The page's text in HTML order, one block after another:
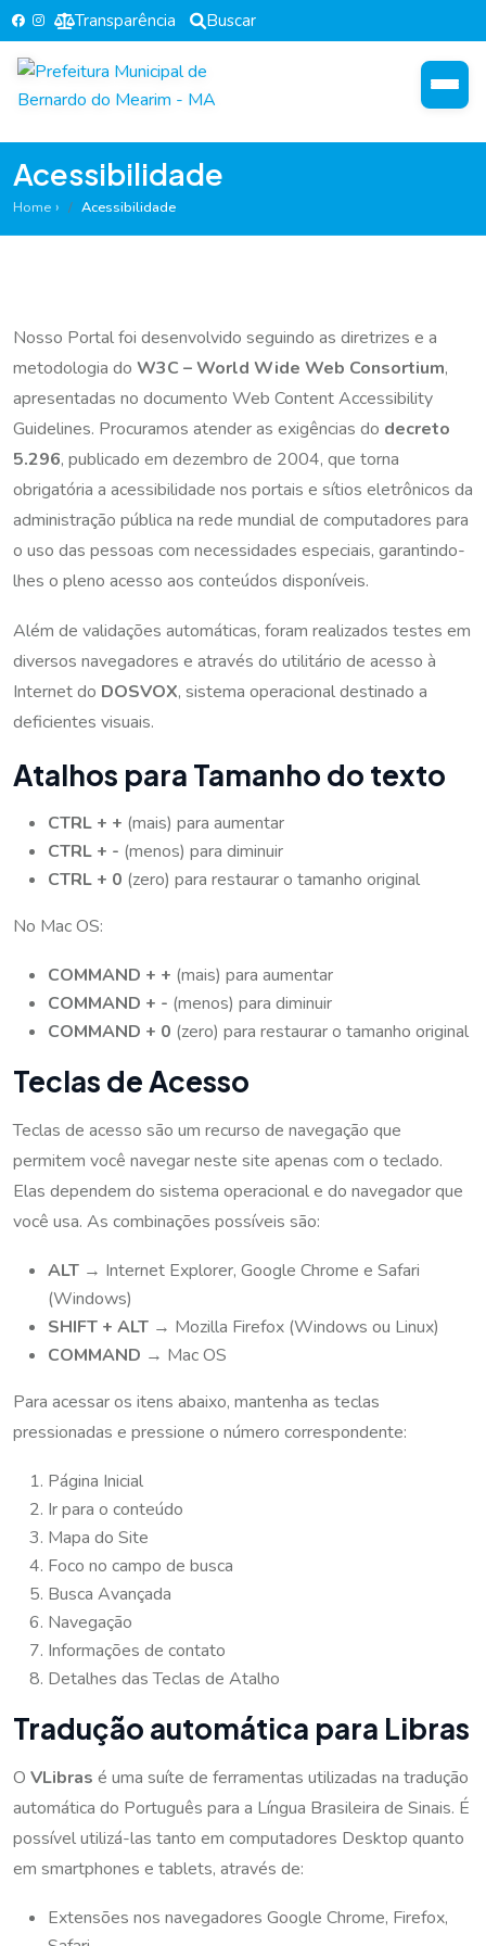
Transparência Buscar
Acessibilidade
Home Acessibilidade
Nosso Portal foi desenvolvido seguindo as diretrizes e a
metodologia do W3C – World Wide Web Consortium,
apresentadas no documento Web Content Accessibility
Guidelines. Procuramos atender as exigências do decreto
5.296, publicado em dezembro de 2004, que torna
obrigatória a acessibilidade nos portais e sítios eletrônicos da
administração pública na rede mundial de computadores para
o uso das pessoas com necessidades especiais, garantindo-
lhes o pleno acesso aos conteúdos disponíveis.
Além de validações automáticas, foram realizados testes em
diversos navegadores e através do utilitário de acesso à
Internet do DOSVOX, sistema operacional destinado a
deficientes visuais.
Atalhos para Tamanho do texto
CTRL + + (mais) para aumentar
CTRL + - (menos) para diminuir
CTRL + 0 (zero) para restaurar o tamanho original
No Mac OS:
COMMAND + + (mais) para aumentar
COMMAND + - (menos) para diminuir
COMMAND + 0 (zero) para restaurar o tamanho original
Teclas de Acesso
Teclas de acesso são um recurso de navegação que
permitem você navegar neste site apenas com o teclado.
Elas dependem do sistema operacional e do navegador que
você usa. As combinações possíveis são:
ALT → Internet Explorer, Google Chrome e Safari
(Windows)
SHIFT + ALT → Mozilla Firefox (Windows ou Linux)
COMMAND → Mac OS
Para acessar os itens abaixo, mantenha as teclas
pressionadas e pressione o número correspondente:
Página Inicial
Ir para o conteúdo
Mapa do Site
Foco no campo de busca
Busca Avançada
Navegação
Informações de contato
Detalhes das Teclas de Atalho
Tradução automática para Libras
O VLibras é uma suíte de ferramentas utilizadas na tradução
automática do Português para a Língua Brasileira de Sinais. É
possível utilizá-las tanto em computadores Desktop quanto
em smartphones e tablets, através de:
Extensões nos navegadores Google Chrome, Firefox,